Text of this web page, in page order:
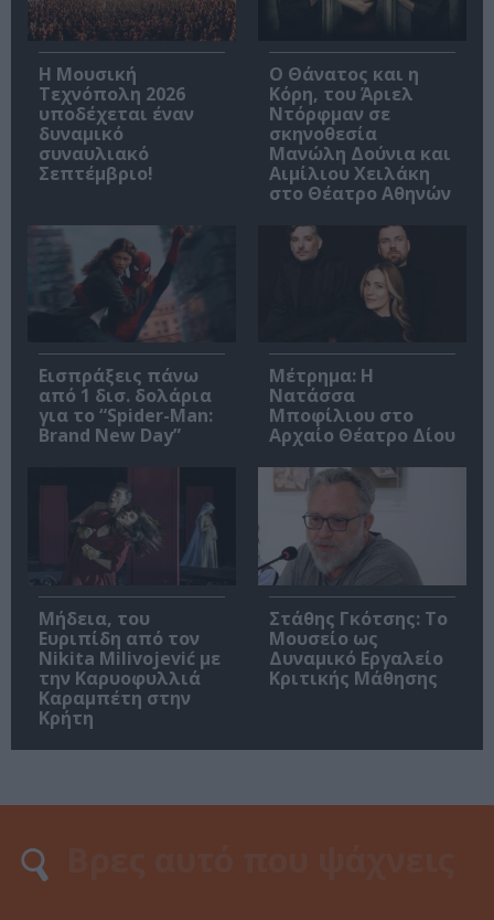
Η Μουσική
Τεχνόπολη 2026
υποδέχεται έναν
δυναμικό
συναυλιακό
Σεπτέμβριο!
Ο Θάνατος και η
Κόρη, του Άριελ
Ντόρφμαν σε
σκηνοθεσία
Μανώλη Δούνια και
Αιμίλιου Χειλάκη
στο Θέατρο Αθηνών
Εισπράξεις πάνω
από 1 δισ. δολάρια
για το “Spider-Man:
Brand New Day”
Μέτρημα: Η
Νατάσσα
Μποφίλιου στο
Αρχαίο Θέατρο Δίου
Μήδεια, του
Ευριπίδη από τον
Nikita Milivojević με
την Καρυοφυλλιά
Καραμπέτη στην
Κρήτη
Στάθης Γκότσης: Το
Μουσείο ως
Δυναμικό Εργαλείο
Κριτικής Μάθησης